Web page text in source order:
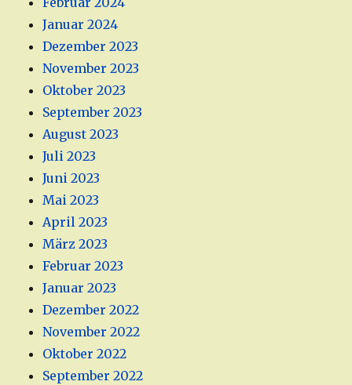
Januar 2024
Dezember 2023
November 2023
Oktober 2023
September 2023
August 2023
Juli 2023
Juni 2023
Mai 2023
April 2023
März 2023
Februar 2023
Januar 2023
Dezember 2022
November 2022
Oktober 2022
September 2022